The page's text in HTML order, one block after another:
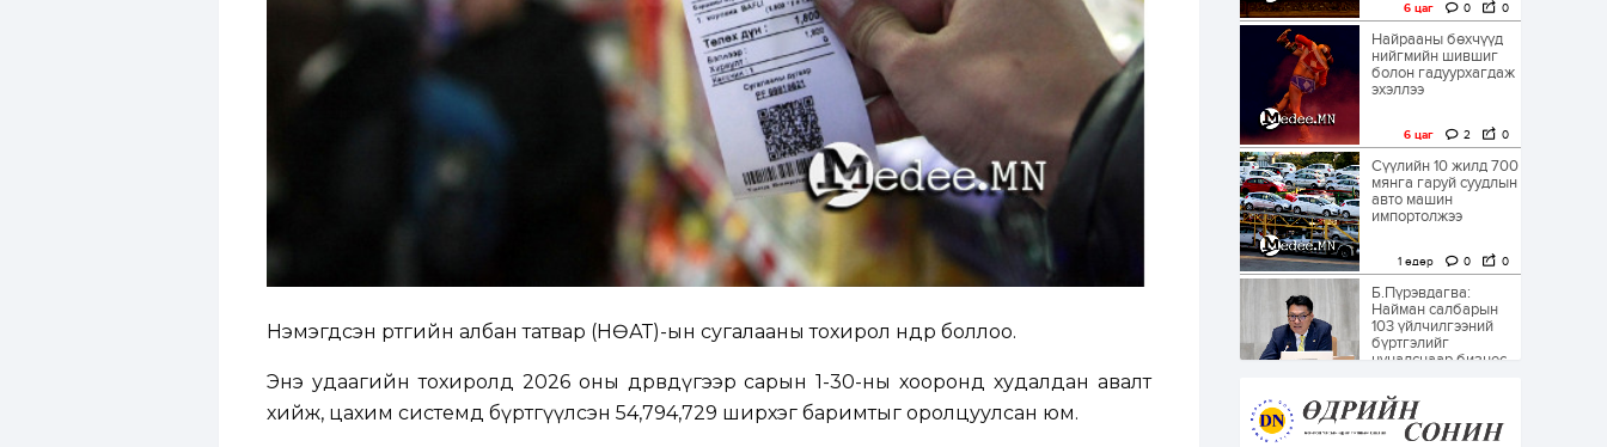
Нэмэгдсэн өртгийн албан татвар (НӨАТ)-ын сугалааны тохирол өнөөдөр боллоо.
Энэ удаагийн тохиролд 2026 оны дөрөвдүгээр сарын 1-30-ны хооронд худалдан авалт
хийж, цахим системд бүртгүүлсэн 54,794,729 ширхэг баримтыг оролцуулсан юм.
6 цаг 0 0
Найрааны бөхчүүд
нийгмийн шившиг
болон гадуурхагдаж
эхэллээ
6 цаг 2 0
Сүүлийн 10 жилд 700
мянга гаруй суудлын
авто машин
импортолжээ
1 өдөр 0 0
Б.Пүрэвдагва:
Найман салбарын
103 үйлчилгээний
бүртгэлийг
цуцалснаар бизнес
Долдугаар сард
709.503 зөрчил